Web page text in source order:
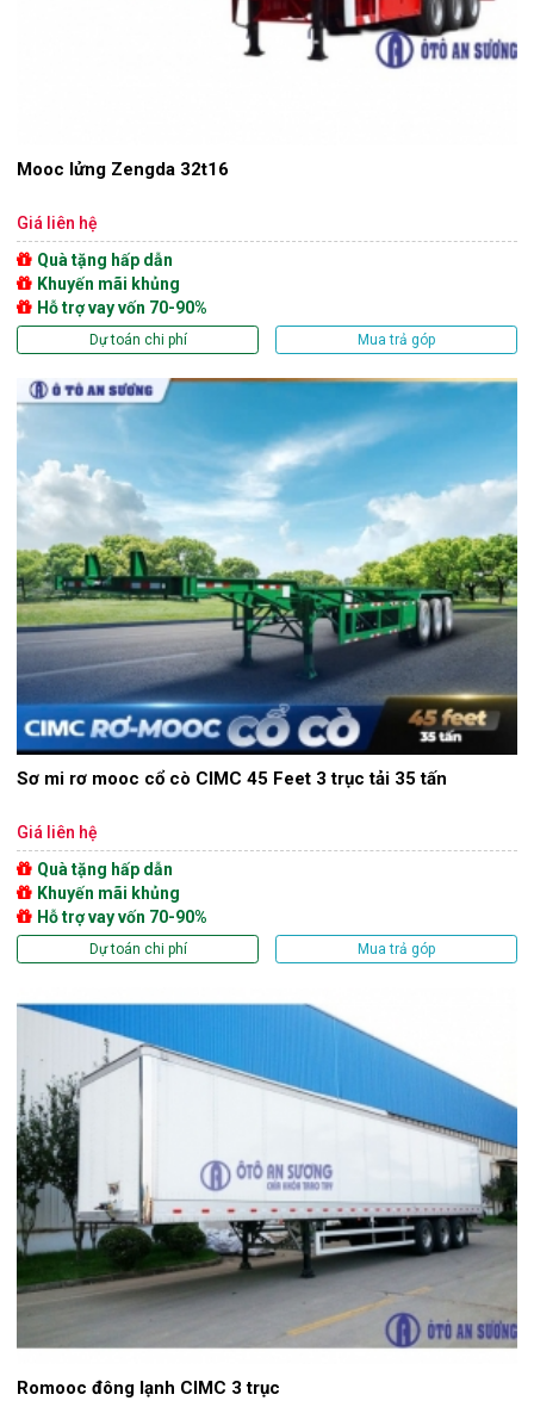
Mooc lửng Zengda 32t16
Giá liên hệ
Quà tặng hấp dẫn
Khuyến mãi khủng
Hỗ trợ vay vốn 70-90%
Dự toán chi phí Mua trả góp
Sơ mi rơ mooc cổ cò CIMC 45 Feet 3 trục tải 35 tấn
Giá liên hệ
Quà tặng hấp dẫn
Khuyến mãi khủng
Hỗ trợ vay vốn 70-90%
Dự toán chi phí Mua trả góp
Romooc đông lạnh CIMC 3 trục